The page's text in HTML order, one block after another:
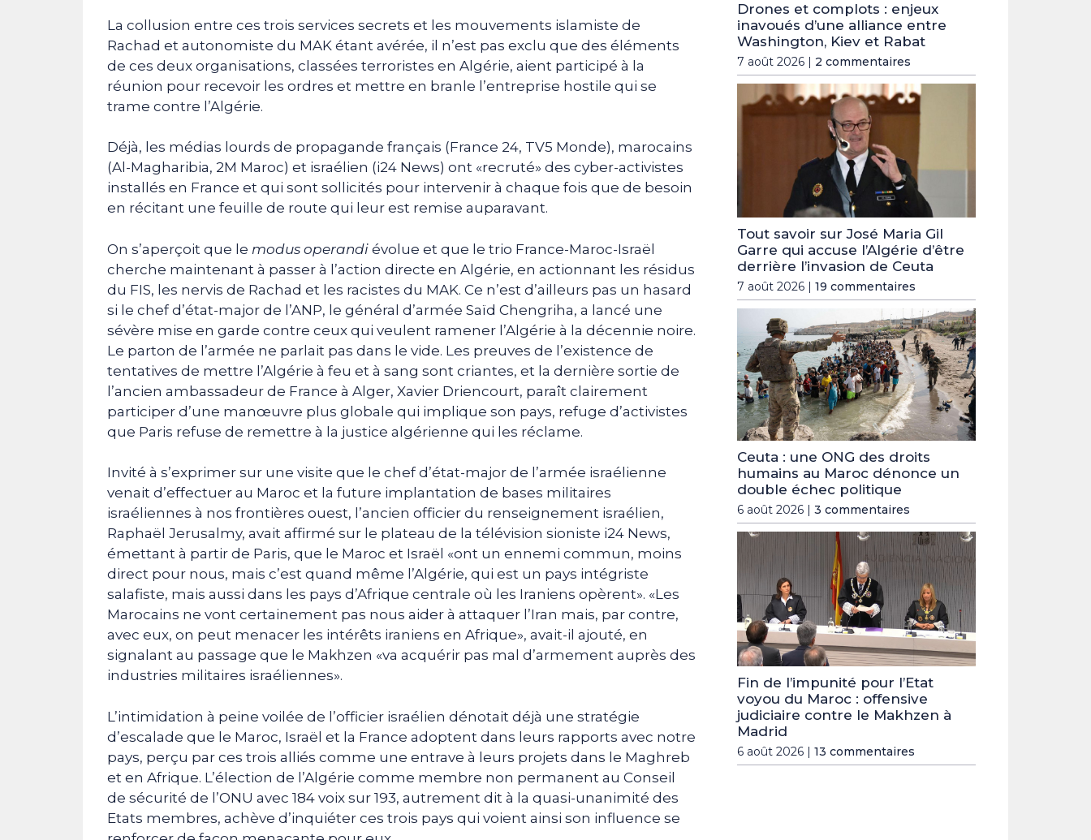
La collusion entre ces trois services secrets et les mouvements islamiste de
Rachad et autonomiste du MAK étant avérée, il n’est pas exclu que des éléments
de ces deux organisations, classées terroristes en Algérie, aient participé à la
réunion pour recevoir les ordres et mettre en branle l’entreprise hostile qui se
trame contre l’Algérie.
Déjà, les médias lourds de propagande français (France 24, TV5 Monde), marocains
(Al-Magharibia, 2M Maroc) et israélien (i24 News) ont «recruté» des cyber-activistes
installés en France et qui sont sollicités pour intervenir à chaque fois que de besoin
en récitant une feuille de route qui leur est remise auparavant.
On s’aperçoit que le modus operandi évolue et que le trio France-Maroc-Israël
cherche maintenant à passer à l’action directe en Algérie, en actionnant les résidus
du FIS, les nervis de Rachad et les racistes du MAK. Ce n’est d’ailleurs pas un hasard
si le chef d’état-major de l’ANP, le général d’armée Saïd Chengriha, a lancé une
sévère mise en garde contre ceux qui veulent ramener l’Algérie à la décennie noire.
Le parton de l’armée ne parlait pas dans le vide. Les preuves de l’existence de
tentatives de mettre l’Algérie à feu et à sang sont criantes, et la dernière sortie de
l’ancien ambassadeur de France à Alger, Xavier Driencourt, paraît clairement
participer d’une manœuvre plus globale qui implique son pays, refuge d’activistes
que Paris refuse de remettre à la justice algérienne qui les réclame.
Invité à s’exprimer sur une visite que le chef d’état-major de l’armée israélienne
venait d’effectuer au Maroc et la future implantation de bases militaires
israéliennes à nos frontières ouest, l’ancien officier du renseignement israélien,
Raphaël Jerusalmy, avait affirmé sur le plateau de la télévision sioniste i24 News,
émettant à partir de Paris, que le Maroc et Israël «ont un ennemi commun, moins
direct pour nous, mais c’est quand même l’Algérie, qui est un pays intégriste
salafiste, mais aussi dans les pays d’Afrique centrale où les Iraniens opèrent». «Les
Marocains ne vont certainement pas nous aider à attaquer l’Iran mais, par contre,
avec eux, on peut menacer les intérêts iraniens en Afrique», avait-il ajouté, en
signalant au passage que le Makhzen «va acquérir pas mal d’armement auprès des
industries militaires israéliennes».
L’intimidation à peine voilée de l’officier israélien dénotait déjà une stratégie
d’escalade que le Maroc, Israël et la France adoptent dans leurs rapports avec notre
pays, perçu par ces trois alliés comme une entrave à leurs projets dans le Maghreb
et en Afrique. L’élection de l’Algérie comme membre non permanent au Conseil
de sécurité de l’ONU avec 184 voix sur 193, autrement dit à la quasi-unanimité des
Etats membres, achève d’inquiéter ces trois pays qui voient ainsi son influence se
Drones et complots : enjeux
inavoués d’une alliance entre
Washington, Kiev et Rabat
7 août 2026 | 2 commentaires
Tout savoir sur José Maria Gil
Garre qui accuse l’Algérie d’être
derrière l’invasion de Ceuta
7 août 2026 | 19 commentaires
Ceuta : une ONG des droits
humains au Maroc dénonce un
double échec politique
6 août 2026 | 3 commentaires
Fin de l’impunité pour l’Etat
voyou du Maroc : offensive
judiciaire contre le Makhzen à
Madrid
6 août 2026 | 13 commentaires